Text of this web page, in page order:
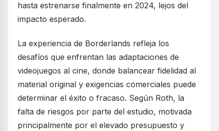
hasta estrenarse finalmente en 2024, lejos del
impacto esperado.
La experiencia de Borderlands refleja los
desafíos que enfrentan las adaptaciones de
videojuegos al cine, donde balancear fidelidad al
material original y exigencias comerciales puede
determinar el éxito o fracaso. Según Roth, la
falta de riesgos por parte del estudio, motivada
principalmente por el elevado presupuesto y